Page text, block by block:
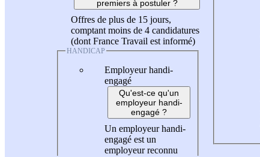
premiers à postuler ?
Offres de plus de 15 jours,
comptant moins de 4 candidatures
(dont France Travail est informé)
HANDICAP
Employeur handi-
engagé
Qu'est-ce qu'un
employeur handi-
engagé ?
Un employeur handi-
engagé est un
employeur reconnu